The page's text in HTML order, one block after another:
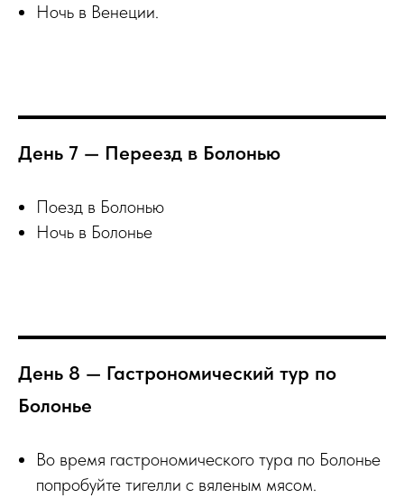
Ночь в Венеции.
День 7 — Переезд в Болонью
Поезд в Болонью
Ночь в Болонье
День 8 — Гастрономический тур по
Болонье
Во время гастрономического тура по Болонье
попробуйте тигелли с вяленым мясом.